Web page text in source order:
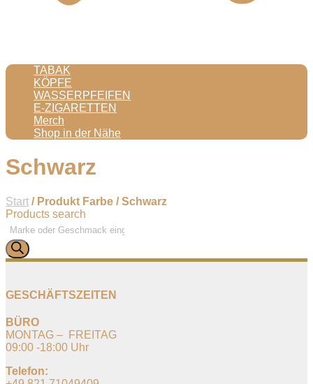
TABAK
KÖPFE
WASSERPFEIFEN
E-ZIGARETTEN
Merch
Shop in der Nähe
Schwarz
Start / Produkt Farbe / Schwarz
Products search
GESCHÄFTSZEITEN
BÜRO
MONTAG – FREITAG
09:00 -18:00 Uhr
Telefon: